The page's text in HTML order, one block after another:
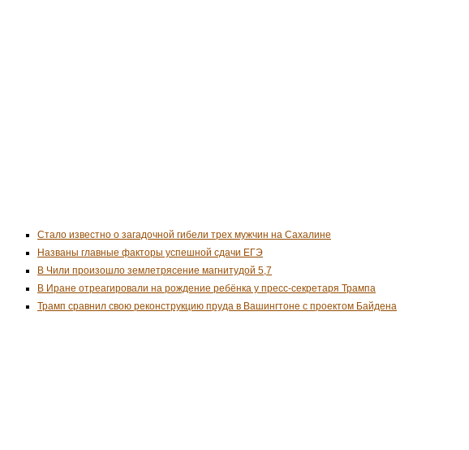
Стало известно о загадочной гибели трех мужчин на Сахалине
Названы главные факторы успешной сдачи ЕГЭ
В Чили произошло землетрясение магнитудой 5,7
В Иране отреагировали на рождение ребёнка у пресс-секретаря Трампа
Трамп сравнил свою реконструкцию пруда в Вашингтоне с проектом Байдена